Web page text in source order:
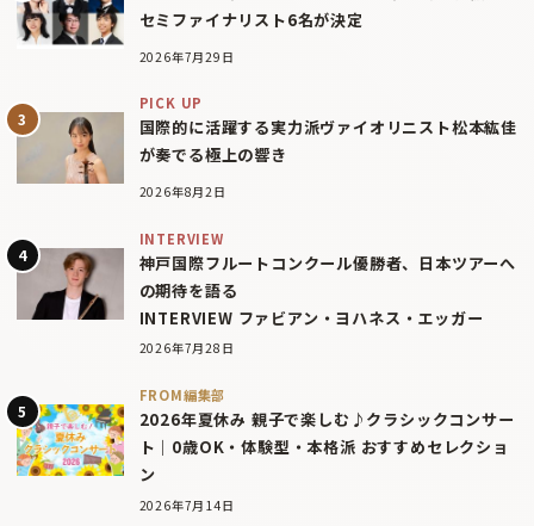
セミファイナリスト6名が決定
2026年7月29日
PICK UP
国際的に活躍する実力派ヴァイオリニスト松本紘佳
が奏でる極上の響き
2026年8月2日
INTERVIEW
神戸国際フルートコンクール優勝者、日本ツアーへ
の期待を語る
INTERVIEW ファビアン・ヨハネス・エッガー
2026年7月28日
FROM編集部
2026年夏休み 親子で楽しむ♪クラシックコンサー
ト｜0歳OK・体験型・本格派 おすすめセレクショ
ン
2026年7月14日